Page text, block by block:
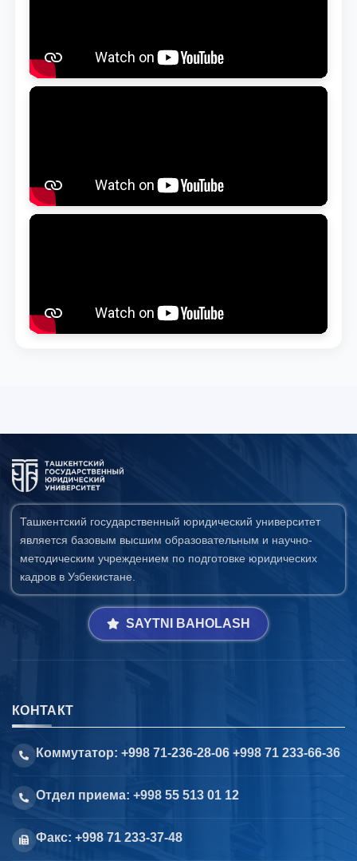
Ташкентский государственный юридический университет
является базовым высшим образовательным и научно-
методическим учреждением по подготовке юридических
кадров в Узбекистане.
SAYTNI BAHOLASH
КОНТАКТ
Коммутатор: +998 71-236-28-06 +998 71 233-66-36
Отдел приема: +998 55 513 01 12
Факс: +998 71 233-37-48